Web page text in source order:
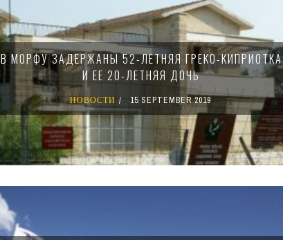
В МОРФУ ЗАДЕРЖАНЫ 52-ЛЕТНЯЯ ГРЕКО-КИПРИОТКА
И ЕЕ 20-ЛЕТНЯЯ ДОЧЬ
НОВОСТИ 15 SEPTEMBER 2019